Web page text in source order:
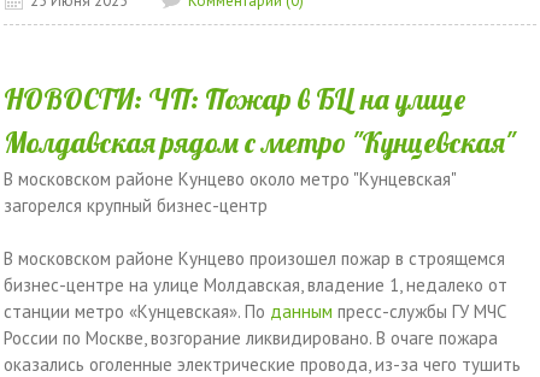
НОВОСТИ: ЧП: Пожар в БЦ на улице
Молдавская рядом с метро "Кунцевская"
В московском районе Кунцево около метро "Кунцевская"
загорелся крупный бизнес-центр
В московском районе Кунцево произошел пожар в строящемся
бизнес-центре на улице Молдавская, владение 1, недалеко от
станции метро «Кунцевская». По данным пресс-службы ГУ МЧС
России по Москве, возгорание ликвидировано. В очаге пожара
оказались оголенные электрические провода, из-за чего тушить